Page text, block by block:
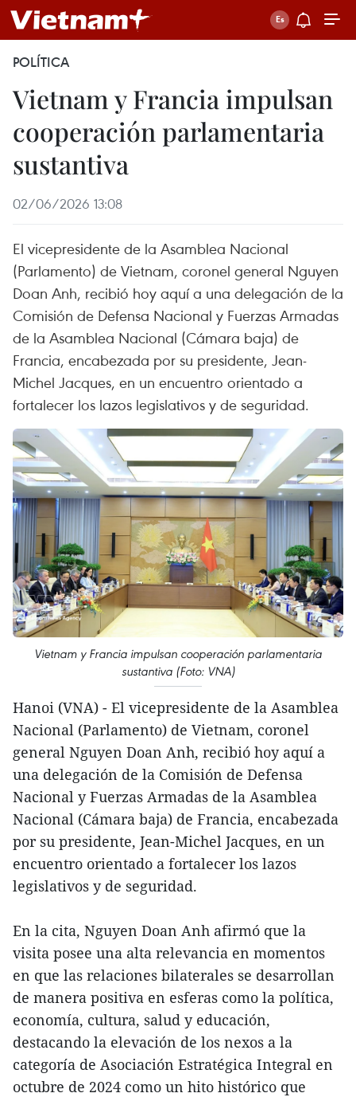
POLÍTICA
Vietnam y Francia impulsan
cooperación parlamentaria
sustantiva
02/06/2026 13:08
El vicepresidente de la Asamblea Nacional
(Parlamento) de Vietnam, coronel general Nguyen
Doan Anh, recibió hoy aquí a una delegación de la
Comisión de Defensa Nacional y Fuerzas Armadas
de la Asamblea Nacional (Cámara baja) de
Francia, encabezada por su presidente, Jean-
Michel Jacques, en un encuentro orientado a
fortalecer los lazos legislativos y de seguridad.
Vietnam y Francia impulsan cooperación parlamentaria
sustantiva (Foto: VNA)
Hanoi (VNA) - El vicepresidente de la Asamblea
Nacional (Parlamento) de Vietnam, coronel
general Nguyen Doan Anh, recibió hoy aquí a
una delegación de la Comisión de Defensa
Nacional y Fuerzas Armadas de la Asamblea
Nacional (Cámara baja) de Francia, encabezada
por su presidente, Jean-Michel Jacques, en un
encuentro orientado a fortalecer los lazos
legislativos y de seguridad.
En la cita, Nguyen Doan Anh afirmó que la
visita posee una alta relevancia en momentos
en que las relaciones bilaterales se desarrollan
de manera positiva en esferas como la política,
economía, cultura, salud y educación,
destacando la elevación de los nexos a la
categoría de Asociación Estratégica Integral en
octubre de 2024 como un hito histórico que